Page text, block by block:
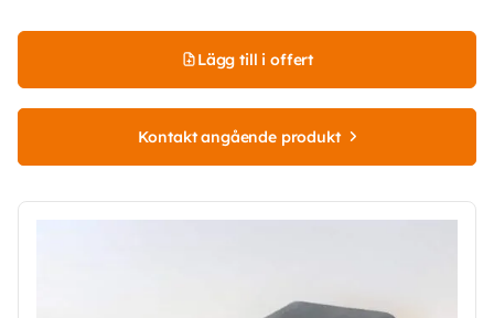
Lägg till i offert
Kontakt angående produkt